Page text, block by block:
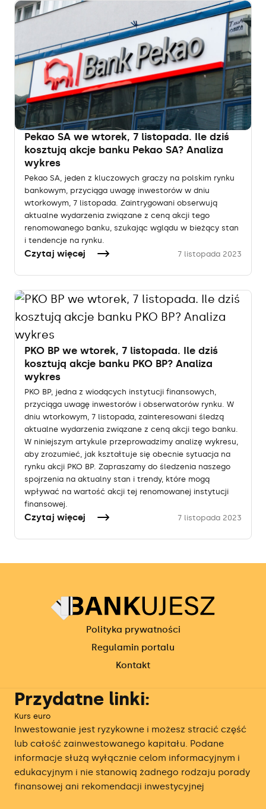
Pekao SA we wtorek, 7 listopada. Ile dziś
kosztują akcje banku Pekao SA? Analiza
wykres
Pekao SA, jeden z kluczowych graczy na polskim rynku
bankowym, przyciąga uwagę inwestorów w dniu
wtorkowym, 7 listopada. Zaintrygowani obserwują
aktualne wydarzenia związane z ceną akcji tego
renomowanego banku, szukając wglądu w bieżący stan
i tendencje na rynku.
Czytaj więcej 7 listopada 2023
PKO BP we wtorek, 7 listopada. Ile dziś
kosztują akcje banku PKO BP? Analiza
wykres
PKO BP, jedna z wiodących instytucji finansowych,
przyciąga uwagę inwestorów i obserwatorów rynku. W
dniu wtorkowym, 7 listopada, zainteresowani śledzą
aktualne wydarzenia związane z ceną akcji tego banku.
W niniejszym artykule przeprowadzimy analizę wykresu,
aby zrozumieć, jak kształtuje się obecnie sytuacja na
rynku akcji PKO BP. Zapraszamy do śledzenia naszego
spojrzenia na aktualny stan i trendy, które mogą
wpływać na wartość akcji tej renomowanej instytucji
finansowej.
Czytaj więcej 7 listopada 2023
Polityka prywatności
Regulamin portalu
Kontakt
Przydatne linki:
Kurs euro
Inwestowanie jest ryzykowne i możesz stracić część
lub całość zainwestowanego kapitału. Podane
informacje służą wyłącznie celom informacyjnym i
edukacyjnym i nie stanowią żadnego rodzaju porady
finansowej ani rekomendacji inwestycyjnej